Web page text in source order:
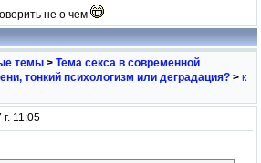
не о чем
темы > Тема секса в современной
тонкий психологизм или деградация? > к
11:05